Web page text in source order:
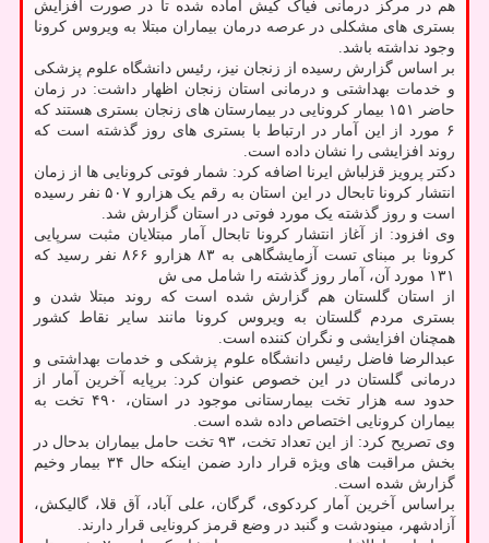
هم در مرکز درمانی فیاک کیش آماده شده تا در صورت افزایش
بستری های مشکلی در عرصه درمان بیماران مبتلا به ویروس کرونا
وجود نداشته باشد.
بر اساس گزارش رسیده از زنجان نیز، رئیس دانشگاه علوم پزشکی
و خدمات بهداشتی و درمانی استان زنجان اظهار داشت: در زمان
حاضر ۱۵۱ بیمار کرونایی در بیمارستان های زنجان بستری هستند که
۶ مورد از این آمار در ارتباط با بستری های روز گذشته است که
روند افزایشی را نشان داده است.
دکتر پرویز قزلباش ایرنا اضافه کرد: شمار فوتی کرونایی ها از زمان
انتشار کرونا تابحال در این استان به رقم یک هزارو ۵۰۷ نفر رسیده
است و روز گذشته یک مورد فوتی در استان گزارش شد.
وی افزود: از آغاز انتشار کرونا تابحال آمار مبتلایان مثبت سرپایی
کرونا بر مبنای تست آزمایشگاهی به ۸۳ هزارو ۸۶۶ نفر رسید که
۱۳۱ مورد آن، آمار روز گذشته را شامل می ش
از استان گلستان هم گزارش شده است که روند مبتلا شدن و
بستری مردم گلستان به ویروس کرونا مانند سایر نقاط کشور
همچنان افزایشی و نگران کننده است.
عبدالرضا فاضل رئیس دانشگاه علوم پزشکی و خدمات بهداشتی و
درمانی گلستان در این خصوص عنوان کرد: برپایه آخرین آمار از
حدود سه هزار تخت بیمارستانی موجود در استان، ۴۹۰ تخت به
بیماران کرونایی اختصاص داده شده است.
وی تصریح کرد: از این تعداد تخت، ۹۳ تخت حامل بیماران بدحال در
بخش مراقبت های ویژه قرار دارد ضمن اینکه حال ۳۴ بیمار وخیم
گزارش شده است.
براساس آخرین آمار کردکوی، گرگان، علی آباد، آق قلا، گالیکش،
آزادشهر، مینودشت و گنبد در وضع قرمز کرونایی قرار دارند.